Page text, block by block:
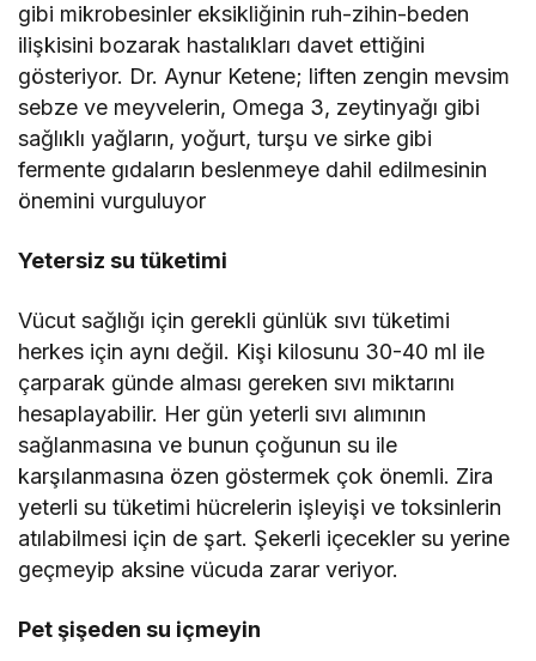
gibi mikrobesinler eksikliğinin ruh-zihin-beden
ilişkisini bozarak hastalıkları davet ettiğini
gösteriyor. Dr. Aynur Ketene; liften zengin mevsim
sebze ve meyvelerin, Omega 3, zeytinyağı gibi
sağlıklı yağların, yoğurt, turşu ve sirke gibi
fermente gıdaların beslenmeye dahil edilmesinin
önemini vurguluyor
Yetersiz su tüketimi
Vücut sağlığı için gerekli günlük sıvı tüketimi
herkes için aynı değil. Kişi kilosunu 30-40 ml ile
çarparak günde alması gereken sıvı miktarını
hesaplayabilir. Her gün yeterli sıvı alımının
sağlanmasına ve bunun çoğunun su ile
karşılanmasına özen göstermek çok önemli. Zira
yeterli su tüketimi hücrelerin işleyişi ve toksinlerin
atılabilmesi için de şart. Şekerli içecekler su yerine
geçmeyip aksine vücuda zarar veriyor.
Pet şişeden su içmeyin